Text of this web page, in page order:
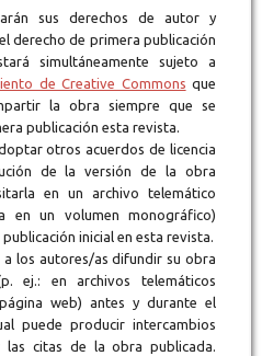
sus derechos de autor y
derecho de primera publicación
simultáneamente sujeto a
de Creative Commons que
la obra siempre que se
publicación esta revista.
otros acuerdos de licencia
de la versión de la obra
en un archivo telemático
en un volumen monográfico)
inicial en esta revista.
los autores/as difundir su obra
ej.: en archivos telemáticos
web) antes y durante el
puede producir intercambios
las citas de la obra publicada.